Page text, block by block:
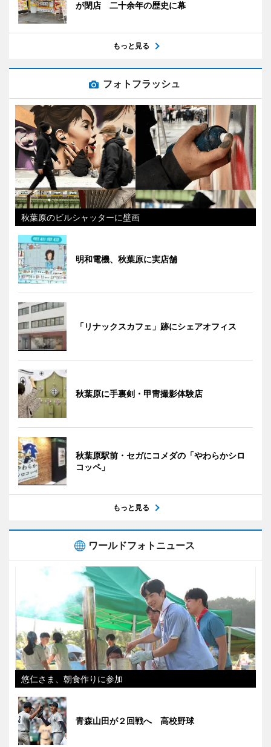
が閉店 二十余年の歴史に幕
もっと見る
フォトフラッシュ
秋葉原のビルシャッターに壁画
明和電機、秋葉原に実店舗
「リナックスカフェ」跡にシェアオフィス
秋葉原に手裏剣・甲冑撮影体験店
秋葉原駅前・セガにコメダの「やわらかシロ
コッペ」
もっと見る
ワールドフォトニュース
悠仁さま、朝食作りに参加
青森山田が２回戦へ 高校野球